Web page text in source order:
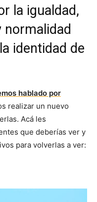
la igualdad,
identidad de
hablado por
realizar un nuevo
Acá les
que deberías ver y
para volverlas a ver: